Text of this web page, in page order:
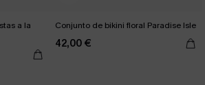
a la
Conjunto de bikini floral Paradise Isle
42,00 €